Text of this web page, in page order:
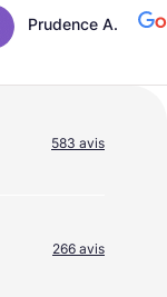
583 avis
266 avis